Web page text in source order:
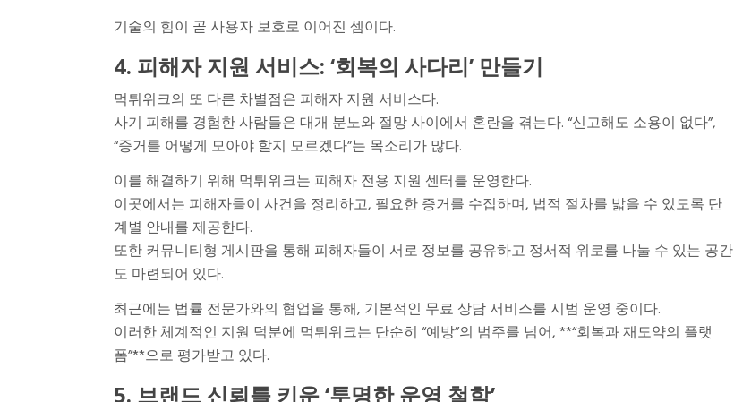
기술의 힘이 곧 사용자 보호로 이어진 셈이다.
4. 피해자 지원 서비스: ‘회복의 사다리’ 만들기
먹튀위크의 또 다른 차별점은 피해자 지원 서비스다.
사기 피해를 경험한 사람들은 대개 분노와 절망 사이에서 혼란을 겪는다. “신고해도 소용이 없다”,
“증거를 어떻게 모아야 할지 모르겠다”는 목소리가 많다.
이를 해결하기 위해 먹튀위크는 피해자 전용 지원 센터를 운영한다.
이곳에서는 피해자들이 사건을 정리하고, 필요한 증거를 수집하며, 법적 절차를 밟을 수 있도록 단
계별 안내를 제공한다.
또한 커뮤니티형 게시판을 통해 피해자들이 서로 정보를 공유하고 정서적 위로를 나눌 수 있는 공간
도 마련되어 있다.
최근에는 법률 전문가와의 협업을 통해, 기본적인 무료 상담 서비스를 시범 운영 중이다.
이러한 체계적인 지원 덕분에 먹튀위크는 단순히 “예방”의 범주를 넘어, **“회복과 재도약의 플랫
폼”**으로 평가받고 있다.
5. 브랜드 신뢰를 키운 ‘투명한 운영 철학’